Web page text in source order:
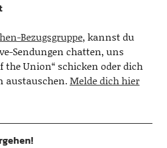
Bezugsgruppe, kannst du
Sendungen chatten, uns
the Union“ schicken oder dich
austauschen.Melde dich hier